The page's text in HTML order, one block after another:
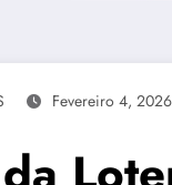
Fevereiro 4, 2026